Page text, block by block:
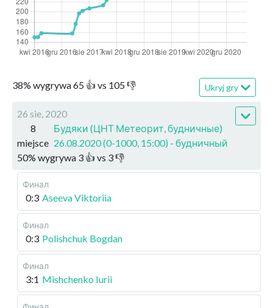
38% wygrywa65 👍 vs 105👎 Ukryj gry
26 sie, 2020
8
miejsce
Будяки (ЦНТ Метеорит, будничные)
26.08.2020 (0-1000, 15:00) - будничный
50% wygrywa 3 👍 vs 3👎
Финал
0:3 Aseeva Viktoriia
Финал
0:3 Polishchuk Bogdan
Финал
3:1 Mishchenko Iurii